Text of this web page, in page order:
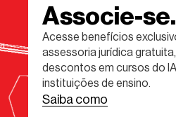
Associe-se.
Acesse benefícios
assessoria jurídica
descontos em cursos do
instituições de ensino.
Saiba como